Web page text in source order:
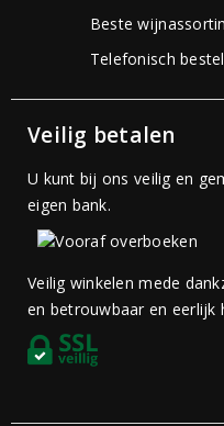
Beste
Telefonisch
Veilig betalen
U kunt bij ons veilig en
eigen bank.
Veilig winkelen mede
en betrouwbaar en eerlijk